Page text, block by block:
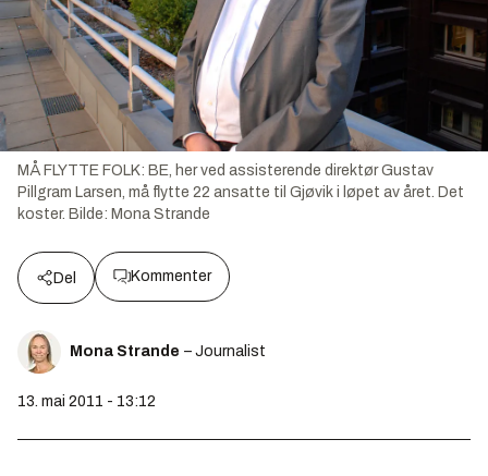
MÅ FLYTTE FOLK: BE, her ved assisterende direktør Gustav
Pillgram Larsen, må flytte 22 ansatte til Gjøvik i løpet av året. Det
koster. Bilde: Mona Strande
Del Kommenter
Mona Strande – Journalist
13. mai 2011 - 13:12